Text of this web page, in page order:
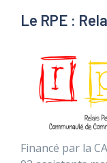
Le RPE :
Financé par la